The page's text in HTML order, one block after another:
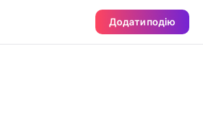
Додати подію